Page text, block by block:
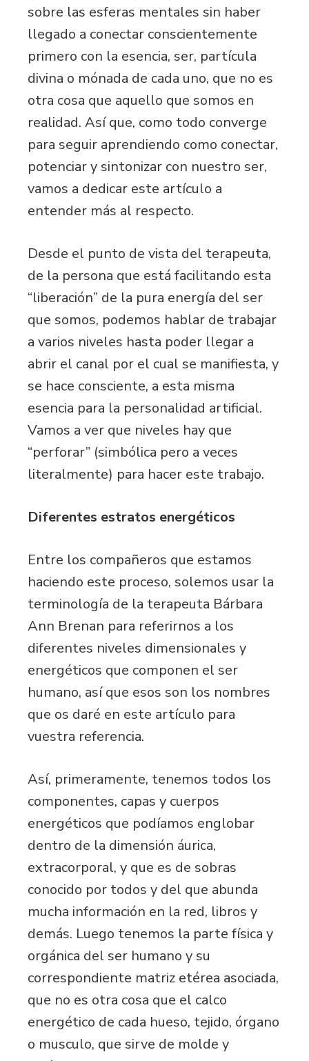
sobre las esferas mentales sin haber
llegado a conectar conscientemente
primero con la esencia, ser, partícula
divina o mónada de cada uno, que no es
otra cosa que aquello que somos en
realidad. Así que, como todo converge
para seguir aprendiendo como conectar,
potenciar y sintonizar con nuestro ser,
vamos a dedicar este artículo a
entender más al respecto.
Desde el punto de vista del terapeuta,
de la persona que está facilitando esta
“liberación” de la pura energía del ser
que somos, podemos hablar de trabajar
a varios niveles hasta poder llegar a
abrir el canal por el cual se manifiesta, y
se hace consciente, a esta misma
esencia para la personalidad artificial.
Vamos a ver que niveles hay que
“perforar” (simbólica pero a veces
literalmente) para hacer este trabajo.
Diferentes estratos energéticos
Entre los compañeros que estamos
haciendo este proceso, solemos usar la
terminología de la terapeuta Bárbara
Ann Brenan para referirnos a los
diferentes niveles dimensionales y
energéticos que componen el ser
humano, así que esos son los nombres
que os daré en este artículo para
vuestra referencia.
Así, primeramente, tenemos todos los
componentes, capas y cuerpos
energéticos que podíamos englobar
dentro de la dimensión áurica,
extracorporal, y que es de sobras
conocido por todos y del que abunda
mucha información en la red, libros y
demás. Luego tenemos la parte física y
orgánica del ser humano y su
correspondiente matriz etérea asociada,
que no es otra cosa que el calco
energético de cada hueso, tejido, órgano
o musculo, que sirve de molde y